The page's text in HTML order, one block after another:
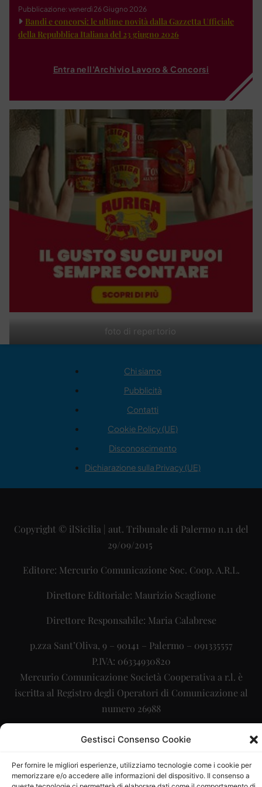
Gestisci Consenso Cookie
Per fornire le migliori esperienze, utilizziamo tecnologie come i cookie per
memorizzare e/o accedere alle informazioni del dispositivo. Il consenso a
foto di repertorio
Pubblicazione: venerdì 26 Giugno 2026
Bandi e concorsi: le ultime novità dalla Gazzetta Ufficiale
della Repubblica Italiana del 23 giugno 2026
Entra nell'Archivio Lavoro & Concorsi
Chi siamo
Pubblicità
Contatti
Cookie Policy (UE)
Disconoscimento
Dichiarazione sulla Privacy (UE)
Copyright © ilSicilia | aut. Tribunale di Palermo n.11 del
29/09/2015
Editore: Mercurio Comunicazione Soc. Coop. A.R.L.
Direttore Editoriale: Maurizio Scaglione
Direttore Responsabile: Maria Calabrese
p.zza Sant’Oliva, 9 – 90141 – Palermo – 091335557
P.IVA: 06334930820
Mercurio Comunicazione Società Cooperativa a r.l. è
iscritta al Registro degli Operatori di Comunicazione al
numero 26988
Sito gestito da La Digitale srl info@ladigitale.it